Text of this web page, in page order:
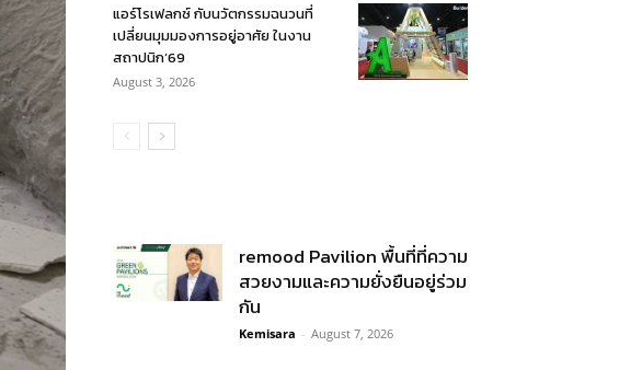
แอร์โรเฟลกซ์ กับนวัตกรรมฉนวนที่
เปลี่ยนมุมมองการอยู่อาศัย ในงาน
สถาปนิก’69
August 3, 2026
remood Pavilion พื้นที่ที่ความ
สวยงามและความยั่งยืนอยู่ร่วม
กัน
Kemisara - August 7, 2026